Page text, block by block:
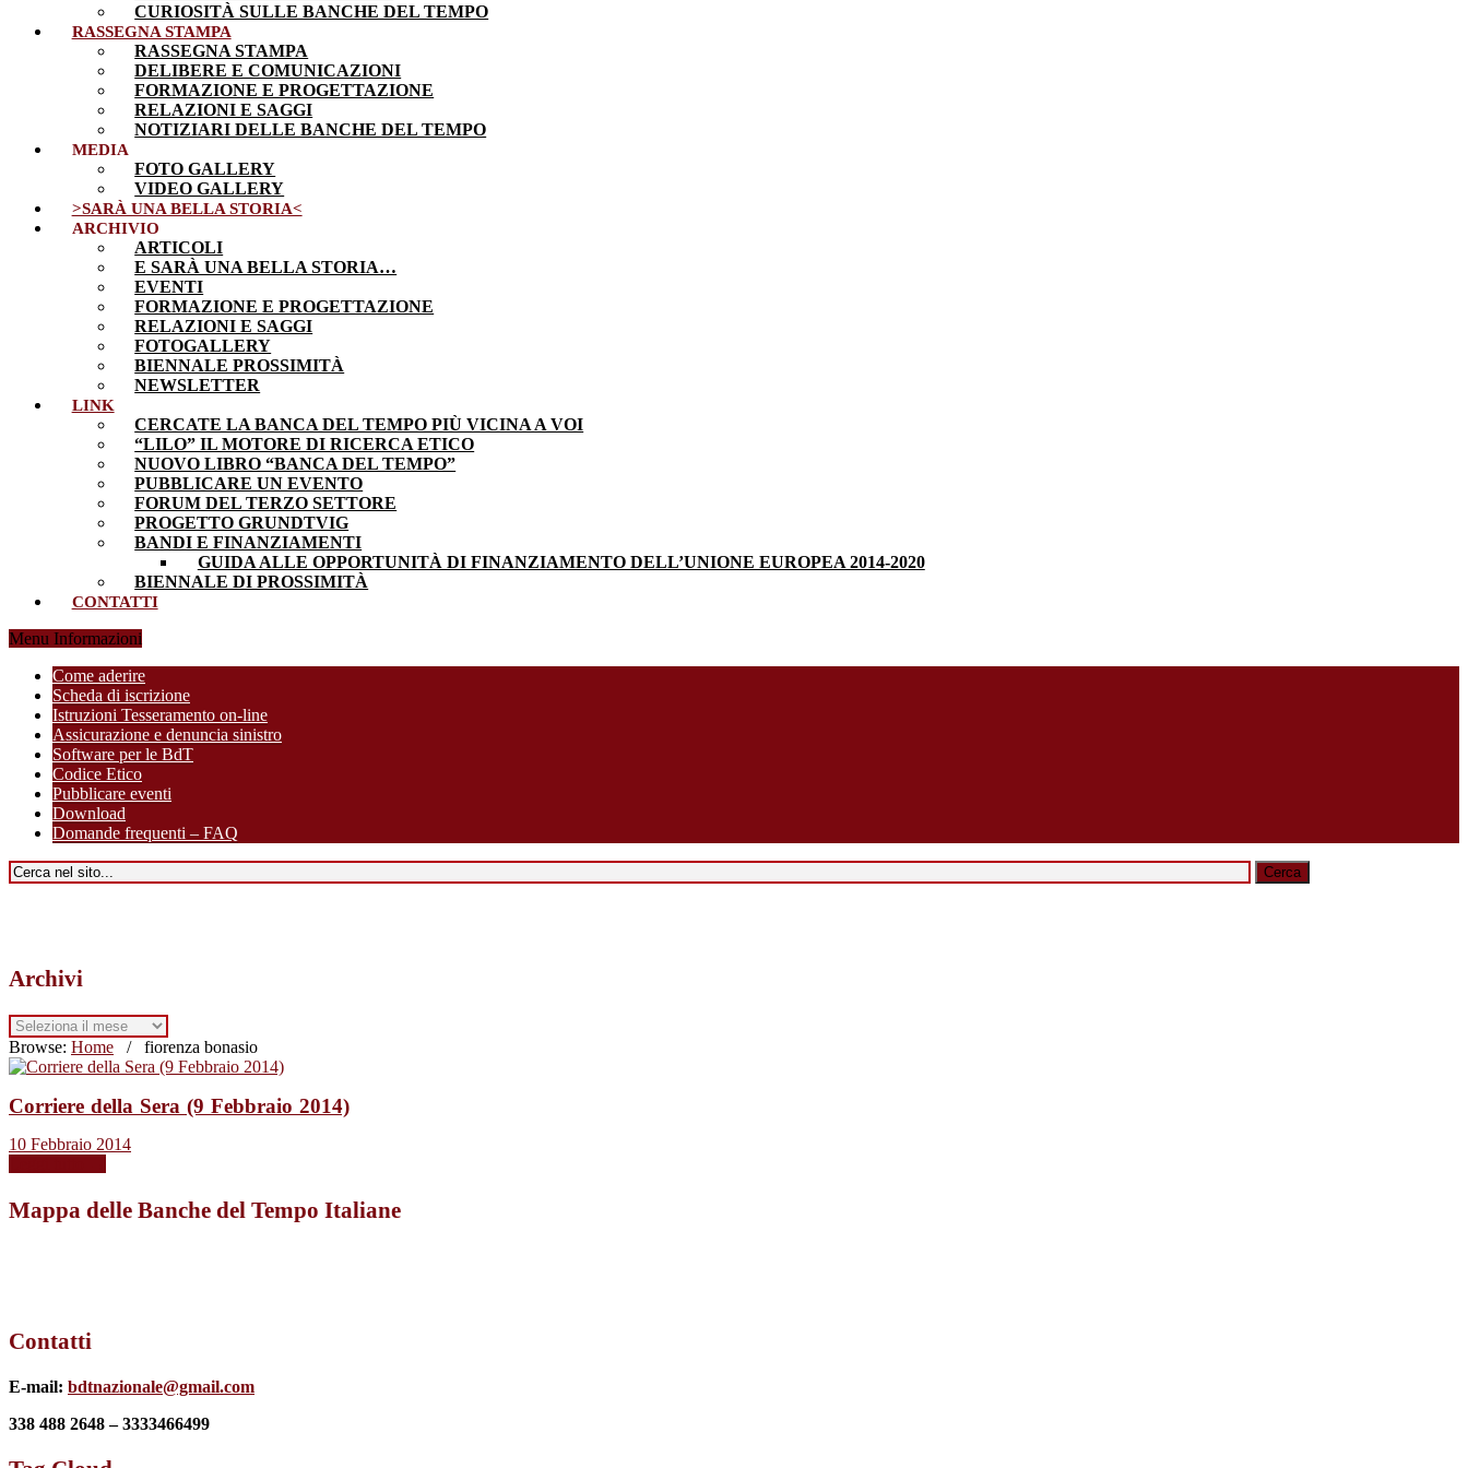
CURIOSITÀ SULLE BANCHE DEL TEMPO
RASSEGNA STAMPA
RASSEGNA STAMPA
DELIBERE E COMUNICAZIONI
FORMAZIONE E PROGETTAZIONE
RELAZIONI E SAGGI
NOTIZIARI DELLE BANCHE DEL TEMPO
MEDIA
FOTO GALLERY
VIDEO GALLERY
>SARÀ UNA BELLA STORIA<
ARCHIVIO
ARTICOLI
E SARÀ UNA BELLA STORIA…
EVENTI
FORMAZIONE E PROGETTAZIONE
RELAZIONI E SAGGI
FOTOGALLERY
BIENNALE PROSSIMITÀ
NEWSLETTER
LINK
CERCATE LA BANCA DEL TEMPO PIÙ VICINA A VOI
“LILO” IL MOTORE DI RICERCA ETICO
NUOVO LIBRO “BANCA DEL TEMPO”
PUBBLICARE UN EVENTO
FORUM DEL TERZO SETTORE
PROGETTO GRUNDTVIG
BANDI E FINANZIAMENTI
GUIDA ALLE OPPORTUNITÀ DI FINANZIAMENTO DELL’UNIONE EUROPEA 2014-2020
BIENNALE DI PROSSIMITÀ
CONTATTI
Menu Informazioni
Come aderire
Scheda di iscrizione
Istruzioni Tesseramento on-line
Assicurazione e denuncia sinistro
Software per le BdT
Codice Etico
Pubblicare eventi
Download
Domande frequenti – FAQ
Archivi
Archivi
Browse: Home / fiorenza bonasio
Corriere della Sera (9 Febbraio 2014)
10 Febbraio 2014
Mappa delle Banche del Tempo Italiane
Contatti
E-mail: bdtnazionale@gmail.com
338 488 2648 – 3333466499